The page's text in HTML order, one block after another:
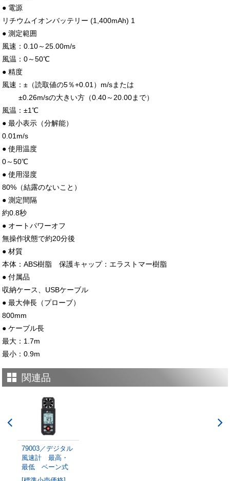
● 電源
リチウムイオンバッテリー (1,400mAh) 1
● 測定範囲
風速：0.10～25.00m/s
風温：0～50℃
● 精度
風速：±（読取値の5％+0.01）m/sまたは
±0.26m/sの大きい方（0.40～20.00まで）
風温：±1℃
● 最小表示（分解能）
0.01m/s
● 使用温度
0～50℃
● 使用湿度
80%（結露のないこと）
● 測定間隔
約0.8秒
● オートパワーオフ
無操作状態で約20分後
● 材質
本体：ABS樹脂 保護キャップ：エラストマー樹脂
● 付属品
収納ケース、USBケーブル
● 最大伸長（プローブ）
800mm
● ケーブル長
最大：1.7m
最小：0.9m
関連品
79003／デジタル
風速計 最高・
最低 ベーン式